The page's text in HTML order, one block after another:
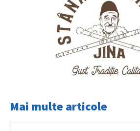
Mai multe articole